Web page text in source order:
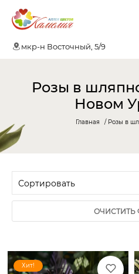
мкр-н Восточный, 5/9
Розы в
Новом
Главная Розы в
ОЧИСТИТЬ
Хит!